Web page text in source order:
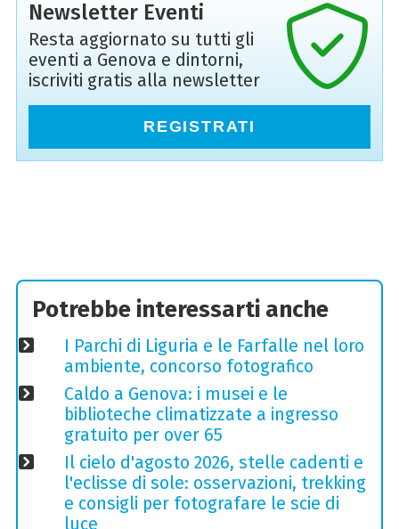
Newsletter Eventi
Resta aggiornato su tutti gli
eventi a Genova e dintorni,
iscriviti gratis alla newsletter
REGISTRATI
Potrebbe interessarti anche
I Parchi di Liguria e le Farfalle nel loro
ambiente, concorso fotografico
Caldo a Genova: i musei e le
biblioteche climatizzate a ingresso
gratuito per over 65
Il cielo d'agosto 2026, stelle cadenti e
l'eclisse di sole: osservazioni, trekking
e consigli per fotografare le scie di
luce